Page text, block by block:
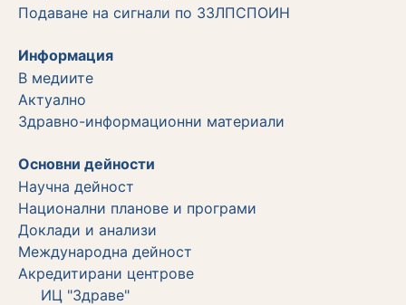
Подаване на сигнали по ЗЗЛПСПОИН
Информация
В медиите
Актуално
Здравно-информационни материали
Основни дейности
Научна дейност
Национални планове и програми
Доклади и анализи
Международна дейност
Акредитирани центрове
ИЦ "Здраве"